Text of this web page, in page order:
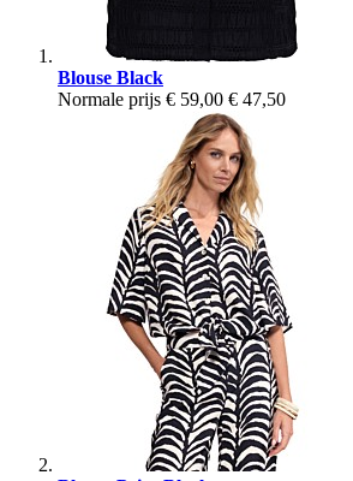
Blouse Black
Normale prijs € 59,00 € 47,50